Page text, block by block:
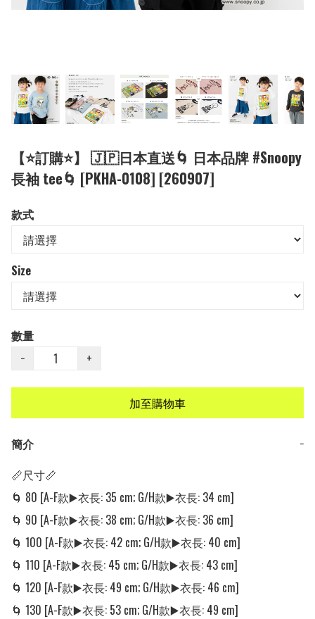
【⭐訂購⭐】 🇯🇵日本直送🌀 日本品牌 #Snoopy
長袖 tee🌀 [PKHA-0108] [260907]
款式
Size
數量
−
+
加至購物車
簡介
−
📏尺寸📏
🌀 80 [A-F款▶️衣長: 35 cm; G/H款▶️衣長: 34 cm]
🌀 90 [A-F款▶️衣長: 38 cm; G/H款▶️衣長: 36 cm]
🌀 100 [A-F款▶️衣長: 42 cm; G/H款▶️衣長: 40 cm]
🌀 110 [A-F款▶️衣長: 45 cm; G/H款▶️衣長: 43 cm]
🌀 120 [A-F款▶️衣長: 49 cm; G/H款▶️衣長: 46 cm]
🌀 130 [A-F款▶️衣長: 53 cm; G/H款▶️衣長: 49 cm]